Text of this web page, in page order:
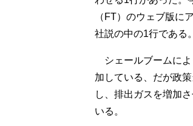
（FT）のウェブ版に
社説の中の1行である。
シェールブームによ
加している、だが政
し、排出ガスを増加
いる。